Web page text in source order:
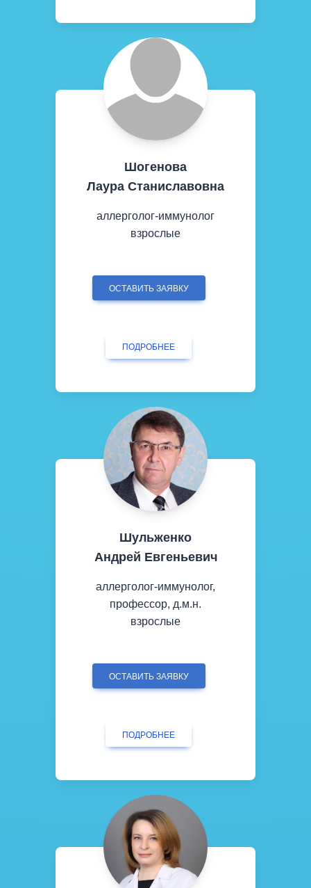
Шогенова
Лаура Станиславовна
аллерголог-иммунолог
взрослые
ОСТАВИТЬ ЗАЯВКУ
ПОДРОБНЕЕ
Шульженко
Андрей Евгеньевич
аллерголог-иммунолог,
профессор, д.м.н.
взрослые
ОСТАВИТЬ ЗАЯВКУ
ПОДРОБНЕЕ